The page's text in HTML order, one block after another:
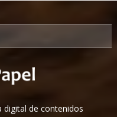
digital de contenidos